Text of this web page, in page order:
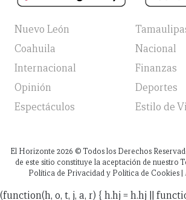
Nuevo León
Coahuila
Nacional
Internacional
Finanzas
Opinión
Deportes
Espectáculos
Estilo de
El Horizonte 2026 © Todos los Derechos
de este sitio constituye la aceptación de nuestro
Política de Privacidad y Política de Cookies |
(function(h, o, t, j, a, r) { h.hj = h.hj ||